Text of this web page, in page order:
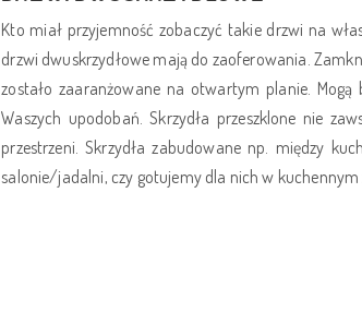
Kto miał przyjemność zobaczyć takie drzwi na
drzwi dwuskrzydłowe mają do zaoferowania.
zostało zaaranżowane na otwartym planie.
Waszych upodobań. Skrzydła przeszklone nie
przestrzeni. Skrzydła zabudowane np. między
salonie/jadalni, czy gotujemy dla nich w kuchennym